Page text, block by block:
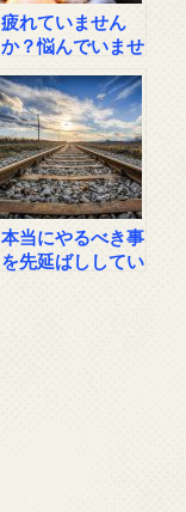
疲れていません
か？悩んでいませ
本当にやるべき事
を先延ばししてい